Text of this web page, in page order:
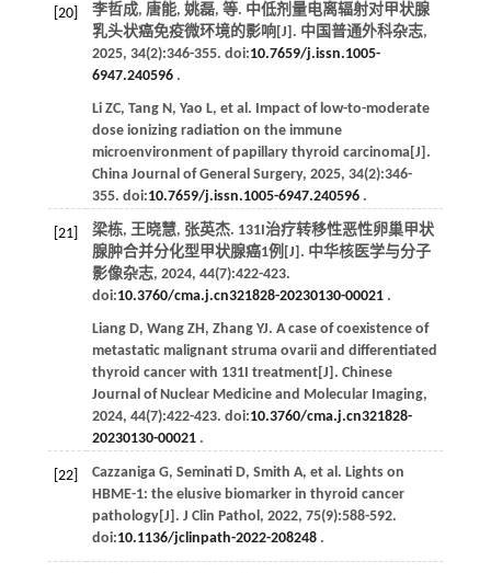
[20] 李哲成, 唐能, 姚磊, 等. 中低剂量电离辐射对甲状腺
乳头状癌免疫微环境的影响[J]. 中国普通外科杂志,
2025, 34(2):346-355. doi:10.7659/j.issn.1005-
6947.240596.
Li ZC, Tang N, Yao L, et al . Impact of low-to-moderate
dose ionizing radiation on the immune
microenvironment of papillary thyroid carcinoma[J].
China Journal of General Surgery, 2025, 34(2):346-
355. doi:10.7659/j.issn.1005-6947.240596.
[21]
梁栋, 王晓慧, 张英杰. 131I治疗转移性恶性卵巢甲状
腺肿合并分化型甲状腺癌1例[J]. 中华核医学与分子
影像杂志, 2024, 44(7):422-423.
doi:10.3760/cma.j.cn321828-20230130-00021.
Liang D, Wang ZH, Zhang YJ. A case of coexistence of
metastatic malignant struma ovarii and differentiated
thyroid cancer with 131I treatment[J]. Chinese
Journal of Nuclear Medicine and Molecular Imaging,
2024, 44(7):422-423. doi:10.3760/cma.j.cn321828-
20230130-00021.
[22] Cazzaniga G, Seminati D, Smith A, et al . Lights on
HBME-1: the elusive biomarker in thyroid cancer
pathology[J]. J Clin Pathol , 2022, 75(9):588-592.
doi:10.1136/jclinpath-2022-208248.